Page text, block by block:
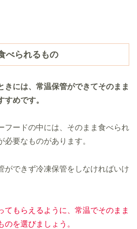
べられるもの
きには、常温保管ができてそのまま
すめです。
フードの中には、そのまま食べられ
必要なものがあります。
ができず冷凍保管をしなければいけ
てもらえるように、常温でそのまま
のを選びましょう。